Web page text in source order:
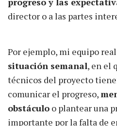
director o a las partes
Por ejemplo, mi equipo
situación semanal, en el
técnicos del proyecto
comunicar el progreso,
obstáculo o plantear una
importante por la falta de